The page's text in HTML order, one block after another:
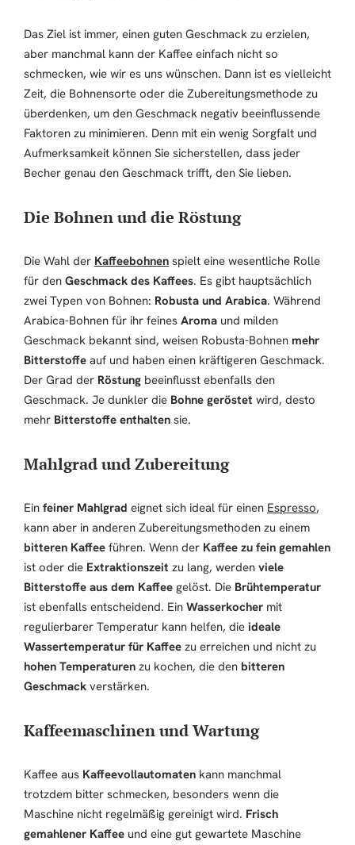
Das Ziel ist immer, einen guten Geschmack zu erzielen,
aber manchmal kann der Kaffee einfach nicht so
schmecken, wie wir es uns wünschen. Dann ist es vielleicht
Zeit, die Bohnensorte oder die Zubereitungsmethode zu
überdenken, um den Geschmack negativ beeinflussende
Faktoren zu minimieren. Denn mit ein wenig Sorgfalt und
Aufmerksamkeit können Sie sicherstellen, dass jeder
Becher genau den Geschmack trifft, den Sie lieben.
Die Bohnen und die Röstung
Die Wahl der Kaffeebohnen spielt eine wesentliche Rolle
für den Geschmack des Kaffees. Es gibt hauptsächlich
zwei Typen von Bohnen: Robusta und Arabica. Während
Arabica-Bohnen für ihr feines Aroma und milden
Geschmack bekannt sind, weisen Robusta-Bohnen mehr
Bitterstoffe auf und haben einen kräftigeren Geschmack.
Der Grad der Röstung beeinflusst ebenfalls den
Geschmack. Je dunkler die Bohne geröstet wird, desto
mehr Bitterstoffe enthalten sie.
Mahlgrad und Zubereitung
Ein feiner Mahlgrad eignet sich ideal für einen Espresso,
kann aber in anderen Zubereitungsmethoden zu einem
bitteren Kaffee führen. Wenn der Kaffee zu fein gemahlen
ist oder die Extraktionszeit zu lang, werden viele
Bitterstoffe aus dem Kaffee gelöst. Die Brühtemperatur
ist ebenfalls entscheidend. Ein Wasserkocher mit
regulierbarer Temperatur kann helfen, die ideale
Wassertemperatur für Kaffee zu erreichen und nicht zu
hohen Temperaturen zu kochen, die den bitteren
Geschmack verstärken.
Kaffeemaschinen und Wartung
Kaffee aus Kaffeevollautomaten kann manchmal
trotzdem bitter schmecken, besonders wenn die
Maschine nicht regelmäßig gereinigt wird. Frisch
gemahlener Kaffee und eine gut gewartete Maschine